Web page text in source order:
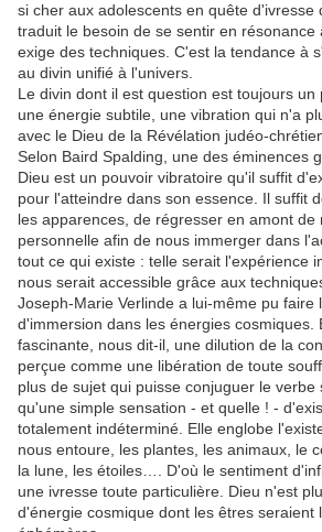
si cher aux adolescents en quête d'ivresse
traduit le besoin de se sentir en résonance
exige des techniques. C'est la tendance à
au divin unifié à l'univers.
Le divin dont il est question est toujours un
une énergie subtile, une vibration qui n'a
avec le Dieu de la Révélation judéo-
Selon Baird Spalding, une des éminences
Dieu est un pouvoir vibratoire qu'il suffit
pour l'atteindre dans son essence. Il suffit
les apparences, de régresser en amont de
personnelle afin de nous immerger dans
tout ce qui existe : telle serait l'expérience
nous serait accessible grâce aux
Joseph-Marie Verlinde a lui-même pu faire
d'immersion dans les énergies cosmiques.
fascinante, nous dit-il, une dilution de la
perçue comme une libération de toute
plus de sujet qui puisse conjuguer le verbe
qu'une simple sensation - et quelle ! -
totalement indéterminé. Elle englobe
nous entoure, les plantes, les animaux, le
la lune, les étoiles…. D'où le sentiment
une ivresse toute particulière. Dieu n'est
d'énergie cosmique dont les êtres seraient